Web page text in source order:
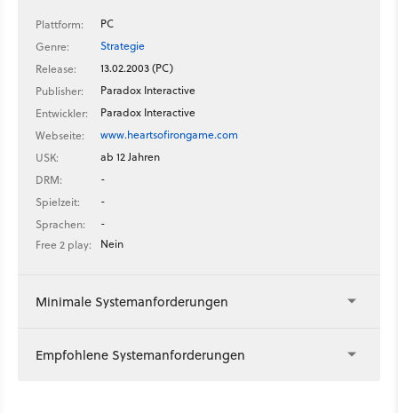
Plattform:
PC
Genre:
Strategie
Release:
13.02.2003 (PC)
Publisher:
Paradox Interactive
Entwickler:
Paradox Interactive
Webseite:
www.heartsofirongame.com
USK:
ab 12 Jahren
DRM:
-
Spielzeit:
-
Sprachen:
-
Free 2 play:
Nein
Minimale Systemanforderungen
Empfohlene Systemanforderungen